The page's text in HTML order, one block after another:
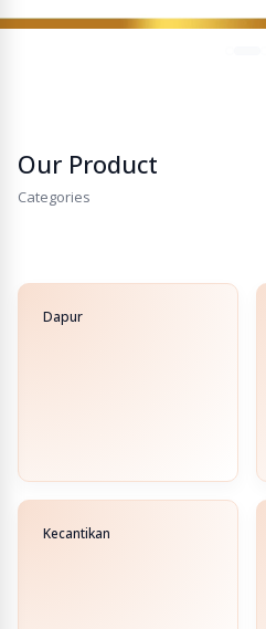
Our Product
Categories
Dapur
Kecantikan